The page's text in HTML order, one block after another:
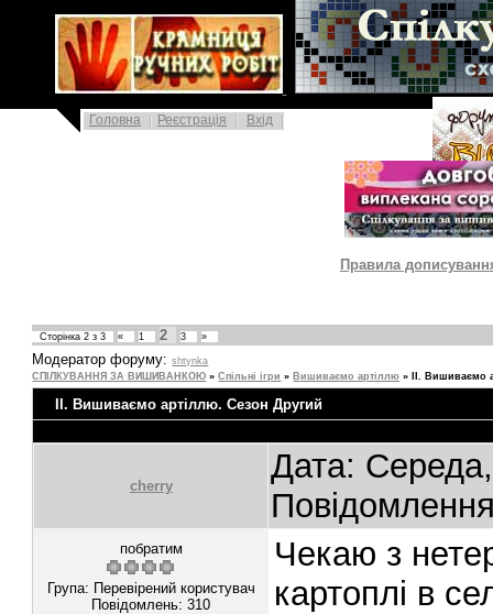
|
Головна Реєстрація Вхід
Правила
Сторінка2 з3 « 1 2 3 »
Модератор форуму:shtynka
СПІЛКУВАННЯ ЗА ВИШИВАНКОЮ » Спільні ігри » Вишиваємо артіллю » ІІ. Вишиваємо
ІІ. Вишиваємо артіллю. Сезон Другий
cherry
Дата:
побратим
Група: Перевірений користувач
Повідомлень:310
Чекаю з
картоплі в